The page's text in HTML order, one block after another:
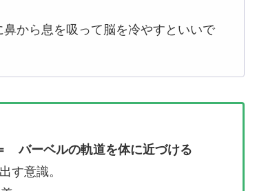
から息を吸って脳を冷やすといいで
バーベルの軌道を体に近づける
す意識。